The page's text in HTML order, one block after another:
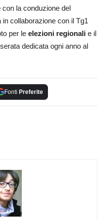
con la conduzione del
collaborazione con il Tg1
per le elezioni regionali e il
dedicata ogni anno al
Fonti Preferite